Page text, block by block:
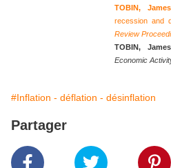
TOBIN,
recession and
Review
TOBIN,
Economic
#Inflation - déflation - désinflation
Partager